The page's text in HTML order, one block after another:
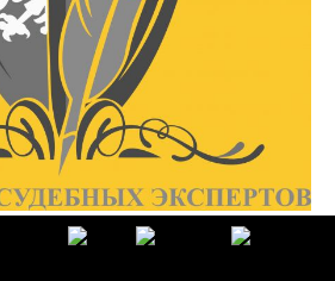
дома и оценки ущерба